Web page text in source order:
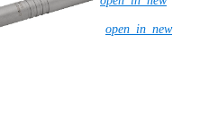
Unique Device Identifier
e workshops open_in_newRep
App